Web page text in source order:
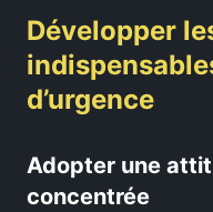
Développer
d’urgence
Adopter une
concentrée